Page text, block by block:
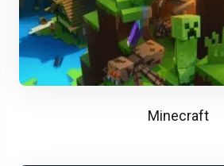
Minecraft